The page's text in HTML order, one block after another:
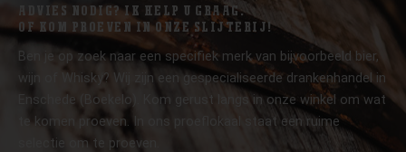
ADVIES NODIG? IK HELP U GRAAG.
OF KOM PROEVEN IN ONZE SLIJTERIJ!
Ben je op zoek naar een specifiek merk van bijvoorbeeld bier,
wijn of Whisky? Wij zijn een gespecialiseerde drankenhandel in
Enschede (Boekelo). Kom gerust langs in onze winkel om wat
te komen proeven. In ons proeflokaal staat een ruime
selectie om te proeven.